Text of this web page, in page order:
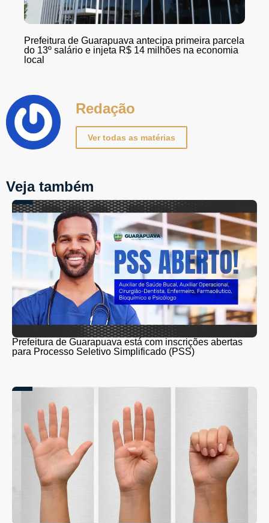
Prefeitura de Guarapuava antecipa primeira parcela
do 13º salário e injeta R$ 14 milhões na economia
local
Redação
Ver todas as matérias
Veja também
Prefeitura de Guarapuava está com inscrições abertas
para Processo Seletivo Simplificado (PSS)